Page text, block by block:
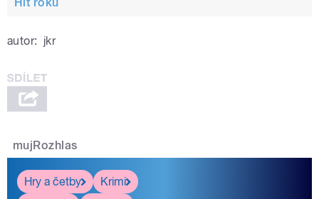
autor: jkr
mujRozhlas
Hry a četby
Krimi